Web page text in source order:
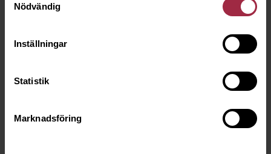
Nödvändig
Inställningar
Statistik
Marknadsföring